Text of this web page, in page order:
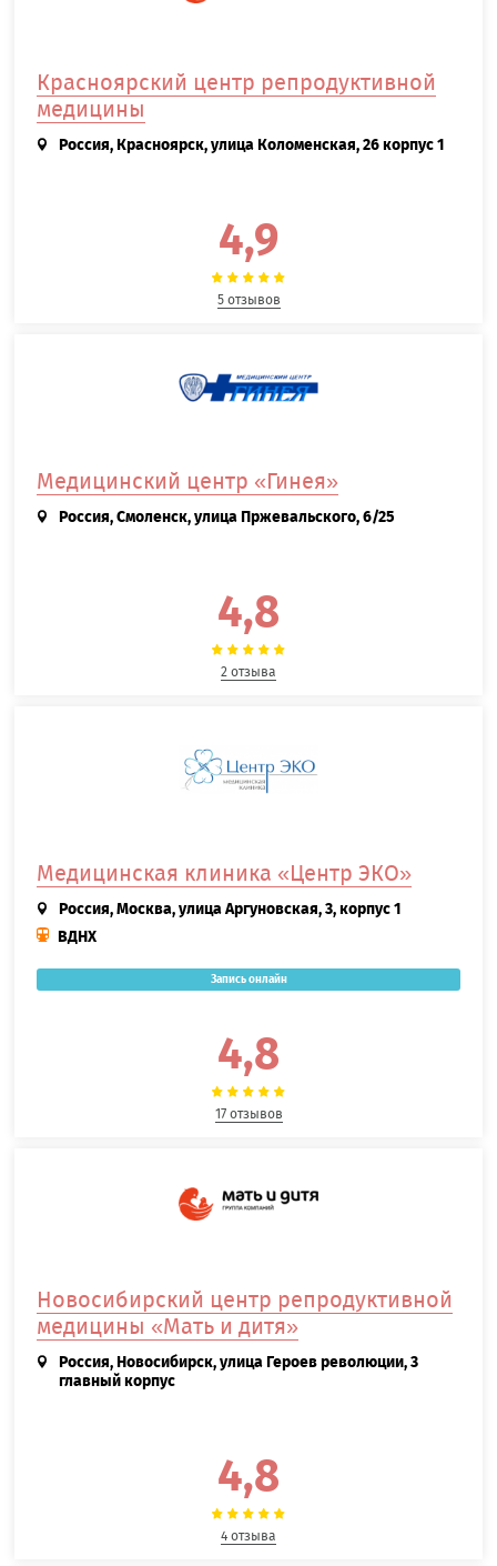
Красноярский центр репродуктивной
медицины
Россия, Красноярск, улица Коломенская, 26 корпус 1
4,9
5 отзывов
Медицинский центр «Гинея»
Россия, Смоленск, улица Пржевальского, 6/25
4,8
2 отзыва
Медицинская клиника «Центр ЭКО»
Россия, Москва, улица Аргуновская, 3, корпус 1
ВДНХ
Запись онлайн
4,8
17 отзывов
Новосибирский центр репродуктивной
медицины «Мать и дитя»
Россия, Новосибирск, улица Героев революции, 3
главный корпус
4,8
4 отзыва